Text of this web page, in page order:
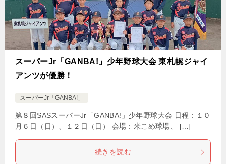
スーパーJr「GANBA!」少年野球大会 東札幌ジャイ
アンツが優勝！
スーパーJr「GANBA!」
第８回SASスーパーJr「GANBA!」少年野球大会 日程：１０
月６日（日）、１２日（日） 会場：米こめ球場、 […]
続きを読む